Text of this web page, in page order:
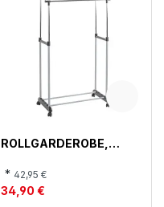
ROLLGARDEROBE,
* 42,95 €
34,90 €